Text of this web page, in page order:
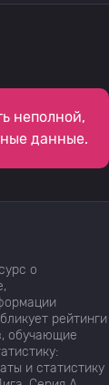
неполной,
данные.
о
рейтинги
обучающие
и статистику